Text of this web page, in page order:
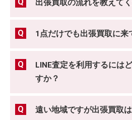
出張買取の流れを教えてく
1点だけでも出張買取に来
LINE査定を利用するには
すか？
遠い地域ですが出張買取